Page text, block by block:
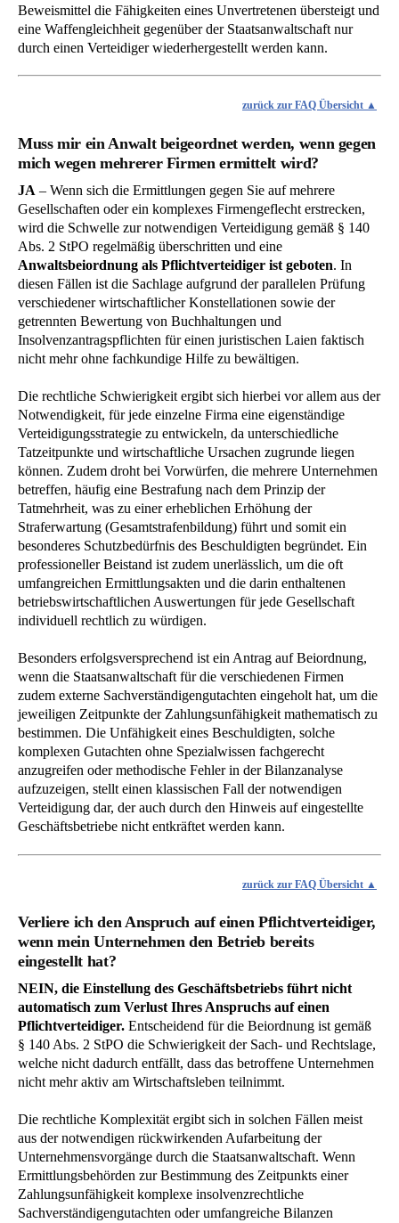
Beweismittel die Fähigkeiten eines Unvertretenen übersteigt und
eine Waffengleichheit gegenüber der Staatsanwaltschaft nur
durch einen Verteidiger wiederhergestellt werden kann.
zurück zur FAQ Übersicht
Muss mir ein Anwalt beigeordnet werden, wenn gegen
mich wegen mehrerer Firmen ermittelt wird?
JA – Wenn sich die Ermittlungen gegen Sie auf mehrere
Gesellschaften oder ein komplexes Firmengeflecht erstrecken,
wird die Schwelle zur notwendigen Verteidigung gemäß § 140
Abs. 2 StPO regelmäßig überschritten und eine
Anwaltsbeiordnung als Pflichtverteidiger ist geboten. In
diesen Fällen ist die Sachlage aufgrund der parallelen Prüfung
verschiedener wirtschaftlicher Konstellationen sowie der
getrennten Bewertung von Buchhaltungen und
Insolvenzantragspflichten für einen juristischen Laien faktisch
nicht mehr ohne fachkundige Hilfe zu bewältigen.
Die rechtliche Schwierigkeit ergibt sich hierbei vor allem aus der
Notwendigkeit, für jede einzelne Firma eine eigenständige
Verteidigungsstrategie zu entwickeln, da unterschiedliche
Tatzeitpunkte und wirtschaftliche Ursachen zugrunde liegen
können. Zudem droht bei Vorwürfen, die mehrere Unternehmen
betreffen, häufig eine Bestrafung nach dem Prinzip der
Tatmehrheit, was zu einer erheblichen Erhöhung der
Straferwartung (Gesamtstrafenbildung) führt und somit ein
besonderes Schutzbedürfnis des Beschuldigten begründet. Ein
professioneller Beistand ist zudem unerlässlich, um die oft
umfangreichen Ermittlungsakten und die darin enthaltenen
betriebswirtschaftlichen Auswertungen für jede Gesellschaft
individuell rechtlich zu würdigen.
Besonders erfolgsversprechend ist ein Antrag auf Beiordnung,
wenn die Staatsanwaltschaft für die verschiedenen Firmen
zudem externe Sachverständigengutachten eingeholt hat, um die
jeweiligen Zeitpunkte der Zahlungsunfähigkeit mathematisch zu
bestimmen. Die Unfähigkeit eines Beschuldigten, solche
komplexen Gutachten ohne Spezialwissen fachgerecht
anzugreifen oder methodische Fehler in der Bilanzanalyse
aufzuzeigen, stellt einen klassischen Fall der notwendigen
Verteidigung dar, der auch durch den Hinweis auf eingestellte
Geschäftsbetriebe nicht entkräftet werden kann.
zurück zur FAQ Übersicht
Verliere ich den Anspruch auf einen Pflichtverteidiger,
wenn mein Unternehmen den Betrieb bereits
eingestellt hat?
NEIN, die Einstellung des Geschäftsbetriebs führt nicht
automatisch zum Verlust Ihres Anspruchs auf einen
Pflichtverteidiger. Entscheidend für die Beiordnung ist gemäß
§ 140 Abs. 2 StPO die Schwierigkeit der Sach- und Rechtslage,
welche nicht dadurch entfällt, dass das betroffene Unternehmen
nicht mehr aktiv am Wirtschaftsleben teilnimmt.
Die rechtliche Komplexität ergibt sich in solchen Fällen meist
aus der notwendigen rückwirkenden Aufarbeitung der
Unternehmensvorgänge durch die Staatsanwaltschaft. Wenn
Ermittlungsbehörden zur Bestimmung des Zeitpunkts einer
Zahlungsunfähigkeit komplexe insolvenzrechtliche
Sachverständigengutachten oder umfangreiche Bilanzen